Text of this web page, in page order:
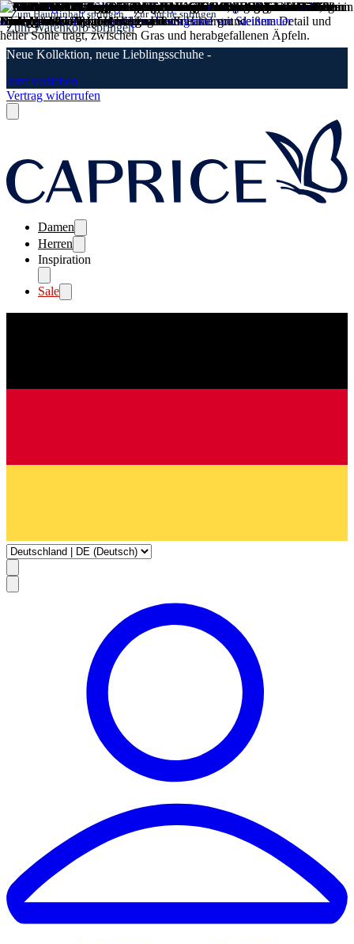
Zum Hauptinhalt springen Zur Suche springen
Zum Warenkorb springen
Neue Kollektion, neue Lieblingsschuhe -
Jetzt verlieben
Vertrag widerrufen
Damen
Herren
Inspiration
Sale